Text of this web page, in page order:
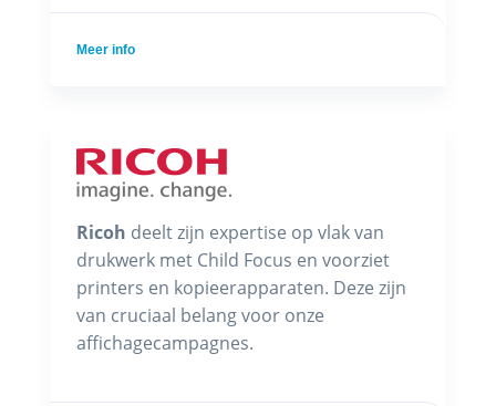
Meer info
Ricoh deelt zijn expertise op vlak van
drukwerk met Child Focus en voorziet
printers en kopieerapparaten. Deze zijn
van cruciaal belang voor onze
affichagecampagnes.